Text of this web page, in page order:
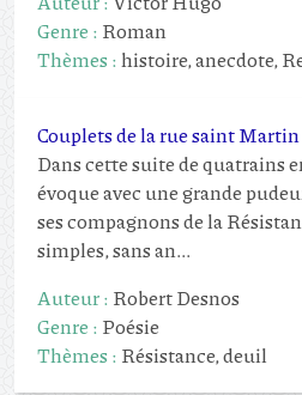
Genre : Roman
Thèmes :histoire, anecdote,
Couplets de la rue saint Martin
Dans cette suite de quatrains
évoque avec une grande
ses compagnons de la
simples, sans an...
Auteur : Robert Desnos
Genre : Poésie
Thèmes : Résistance, deuil